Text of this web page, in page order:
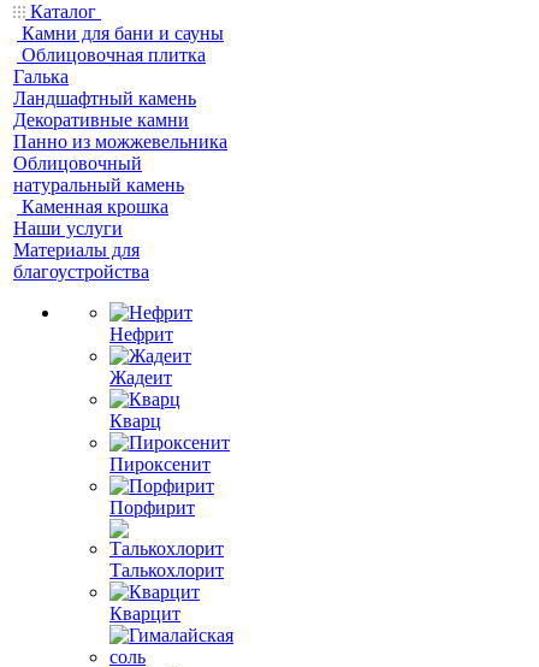
Каталог
Камни для бани и сауны
Облицовочная плитка
Галька
Ландшафтный камень
Декоративные камни
Панно из можжевельника
Облицовочный
натуральный камень
Каменная крошка
Наши услуги
Материалы для
благоустройства
Нефрит
Жадеит
Кварц
Пироксенит
Порфирит
Талькохлорит
Кварцит